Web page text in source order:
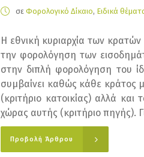
σε Φορολογικό Δίκαιο, Ειδικά
Η εθνική κυριαρχία των
την φορολόγηση των
στην διπλή φορολόγηση του
συμβαίνει καθώς κάθε κράτος
(κριτήριο κατοικίας) αλλά
χώρας αυτής (κριτήριο πηγής).
Προβολή Άρθρου